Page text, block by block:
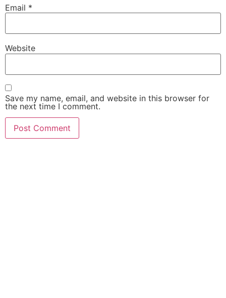
Email *
Website
Save my name, email, and website in this browser for
the next time I comment.